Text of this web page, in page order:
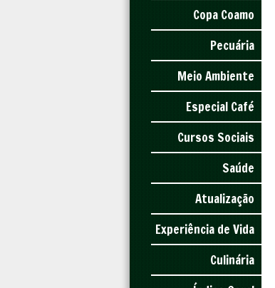
Copa Coamo
Pecuária
Meio Ambiente
Especial Café
Cursos Sociais
Saúde
Atualização
Experiência de Vida
Culinária